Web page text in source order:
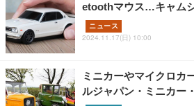
etoothマウス…キャム
ニュース
2024.11.17(日) 10:00
ミニカーやマイクロカ
ルジャパン・ミニカー